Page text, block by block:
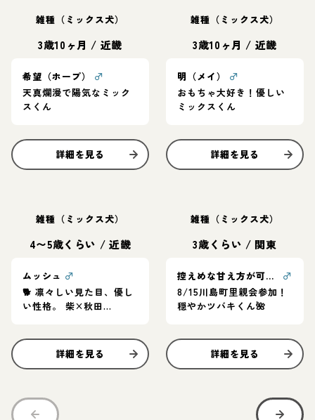
雑種（ミックス犬）
3歳10ヶ月 / 近畿
希望（ホープ）
♂
天真爛漫で陽気なミック
スくん
詳細を見る
雑種（ミックス犬）
3歳10ヶ月 / 近畿
明（メイ）
♂
おもちゃ大好き！優しい
ミックスくん
詳細を見る
雑種（ミックス犬）
4〜5歳くらい / 近畿
ムッシュ ♂
🐕 凛々しい見た目、優し
い性格。 柴×秋田
詳細を見る
雑種（ミックス犬）
3歳くらい / 関東
控えめな甘え方が可愛い❤ツバキくん
♂
8/15川島町里親会参加！
穏やかツバキくん🌺
詳細を見る